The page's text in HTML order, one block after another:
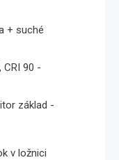
+ suché
CRI 90 -
základ -
v ložnici